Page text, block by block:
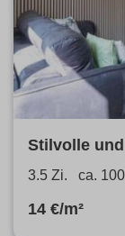
Stilvolle
in Toplage -
3.5 Zi. ca.
14 €/m²